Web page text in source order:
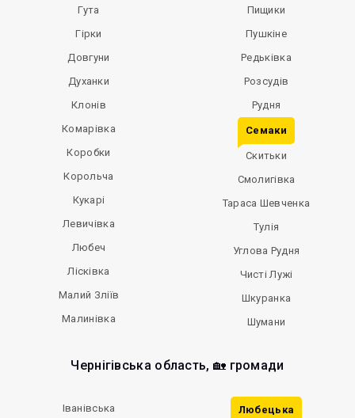
Гута
Гірки
Довгуни
Духанки
Клонів
Комарівка
Коробки
Корольча
Кукарі
Левичівка
Любеч
Лісківка
Малий Зліїв
Малинівка
Пищики
Пушкіне
Редьківка
Розсудів
Рудня
Семаки
Скитьки
Смолигівка
Тараса Шевченка
Тулія
Углова Рудня
Чисті Лужі
Шкуранка
Шумани
Чернігівська область, 🏡 громади
Іванівська
Любецька